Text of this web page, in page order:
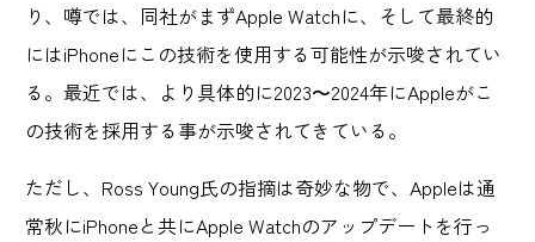
り、噂では、同社がまずApple Watchに、そして最終的
にはiPhoneにこの技術を使用する可能性が示唆されてい
る。最近では、より具体的に2023〜2024年にAppleがこ
の技術を採用する事が示唆されてきている。
ただし、Ross Young氏の指摘は奇妙な物で、Appleは通
常秋にiPhoneと共にApple Watchのアップデートを行っ